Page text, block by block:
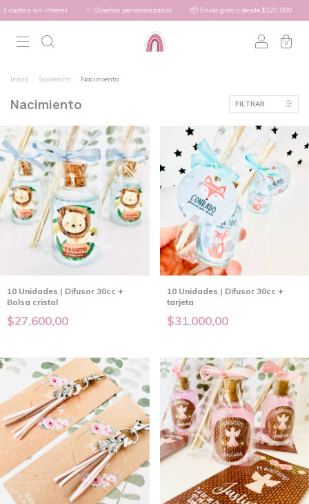
sin interés ✨ Diseños personalizados 📦 Envío gratis desde $120.000 🔥 3
0
Inicio . Souvenirs . Nacimiento
Nacimiento FILTRAR
10 Unidades | Difusor 30cc +
Bolsa cristal
$27.600,00
10 Unidades | Difusor 30cc +
tarjeta
$31.000,00